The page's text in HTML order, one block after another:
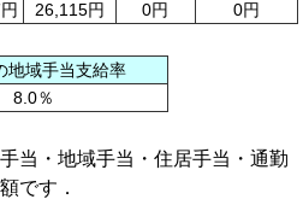
26,115円 0円 0円
地域手当支給率
8.0％
当・地域手当・住居手当・通勤
です．